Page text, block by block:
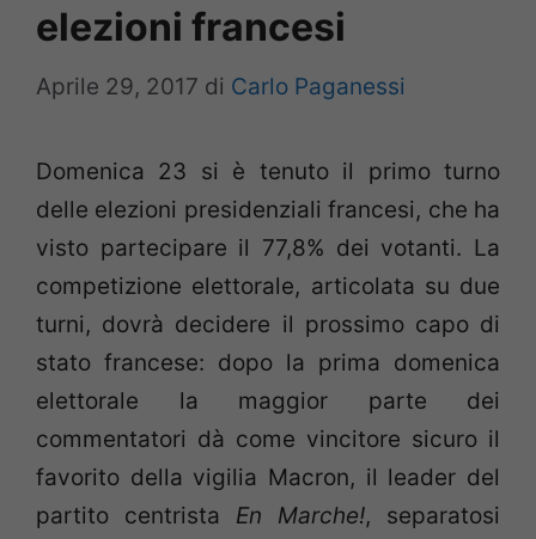
elezioni francesi
Aprile 29, 2017 di Carlo Paganessi
Domenica 23 si è tenuto il primo turno
delle elezioni presidenziali francesi, che ha
visto partecipare il 77,8% dei votanti. La
competizione elettorale, articolata su due
turni, dovrà decidere il prossimo capo di
stato francese: dopo la prima domenica
elettorale la maggior parte dei
commentatori dà come vincitore sicuro il
favorito della vigilia Macron, il leader del
partito centrista En Marche!, separatosi